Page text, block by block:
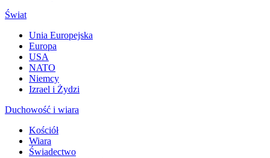
Świat
Unia Europejska
Europa
USA
NATO
Niemcy
Izrael i Żydzi
Duchowość i wiara
Kościół
Wiara
Świadectwo